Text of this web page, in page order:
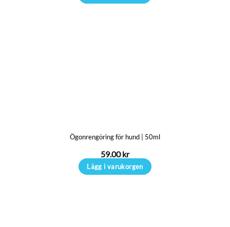
Ögonrengöring för hund | 50ml
59.00kr
Lägg i varukorgen